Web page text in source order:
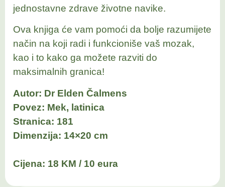
jednostavne zdrave životne navike.
Ova knjiga će vam pomoći da bolje razumijete
način na koji radi i funkcioniše vaš mozak,
kao i to kako ga možete razviti do
maksimalnih granica!
Autor: Dr Elden Čalmens
Povez: Mek, latinica
Stranica: 181
Dimenzija: 14×20 cm
Cijena: 18 KM / 10 eura